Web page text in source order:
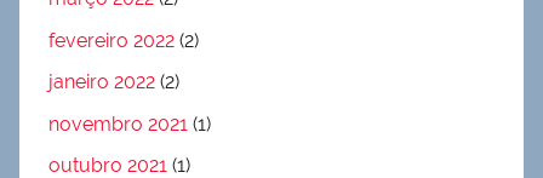
fevereiro 2022 (2)
janeiro 2022 (2)
novembro 2021 (1)
outubro 2021 (1)